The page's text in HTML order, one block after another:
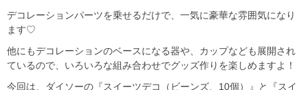
デコレーションパーツを乗せるだけで、一気に豪華な雰囲気になり
ます♡
他にもデコレーションのベースになる器や、カップなども展開され
ているので、いろいろな組み合わせでグッズ作りを楽しめますよ！
今回は、ダイソーの『スイーツデコ（ビーンズ、10個）』と『スイ